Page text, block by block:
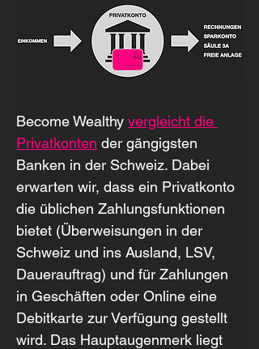
Become Wealthy vergleicht die
Privatkonten der gängigsten
Banken in der Schweiz. Dabei
erwarten wir, dass ein Privatkonto
die üblichen Zahlungsfunktionen
bietet (Überweisungen in der
Schweiz und ins Ausland, LSV,
Dauerauftrag) und für Zahlungen
in Geschäften oder Online eine
Debitkarte zur Verfügung gestellt
wird. Das Hauptaugenmerk liegt